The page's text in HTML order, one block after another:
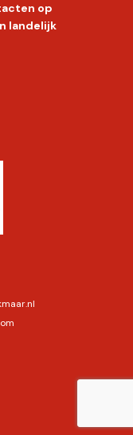
op
landelijk